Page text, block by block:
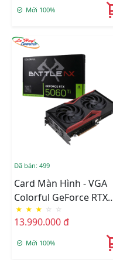
Mới 100%
Đã bán: 499
Card Màn Hình - VGA
Colorful GeForce RTX
5060 Ti NB DUO 16GB-V
★ ★ ★ ☆ ☆
13.990.000 đ
Mới 100%